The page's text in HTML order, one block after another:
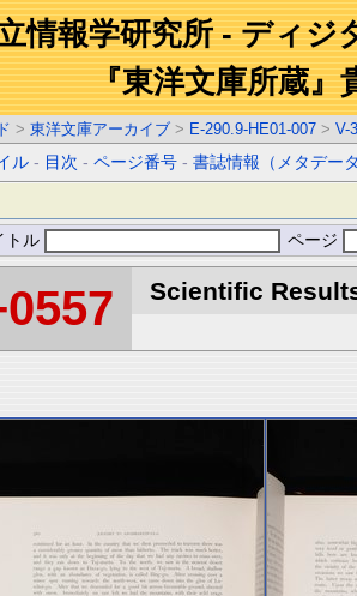
情報学研究所 - ディジ
『東洋文庫所蔵』
> 東洋文庫アーカイブ > E-290.9-HE01-007 > V-3
ル - 目次 -ページ番号 -書誌情報（メタデー
トル ページ
Scientific